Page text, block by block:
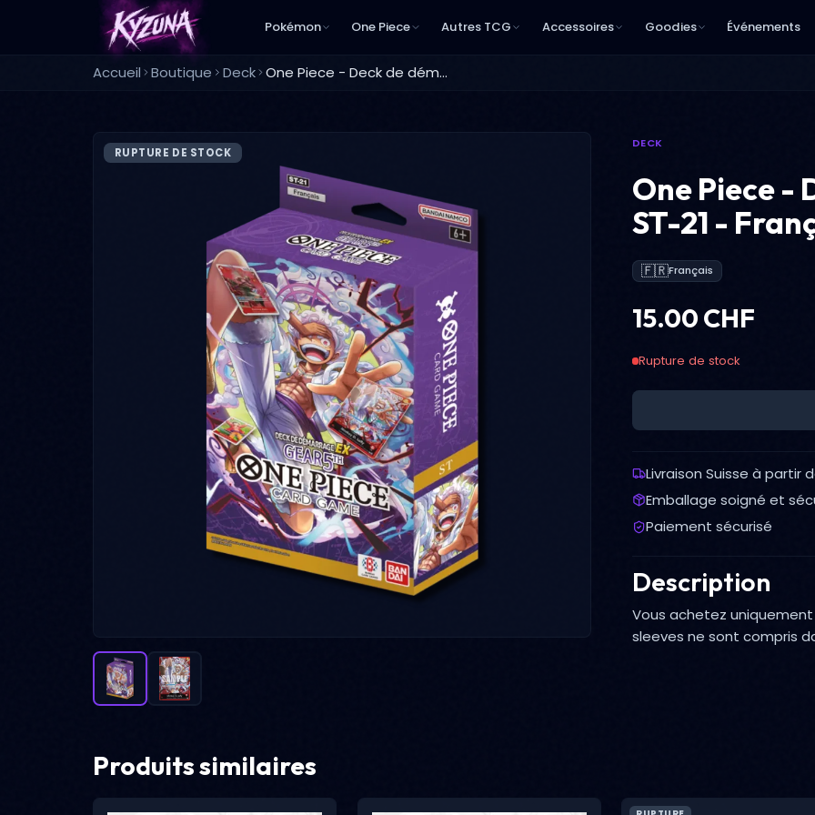
Pokémon One Piece Autres TCG Accessoires Goodies Événements
Accueil Boutique Deck One Piece - Deck de démarrage ST-21 - Français - ! Juste le Deck !
RUPTURE DE STOCK
DECK
One Piece -
ST-21 -
🇫🇷Français
15.00 CHF
Rupture de stock
Livraison Suisse à partir
Emballage soigné et
Paiement sécurisé
Description
Vous achetez
sleeves ne sont compris
Produits similaires